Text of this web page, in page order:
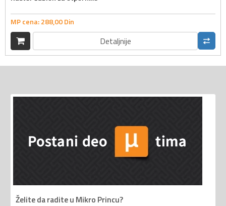
MP cena:288,00Din
Detaljnije
Želite da radite u Mikro Princu?